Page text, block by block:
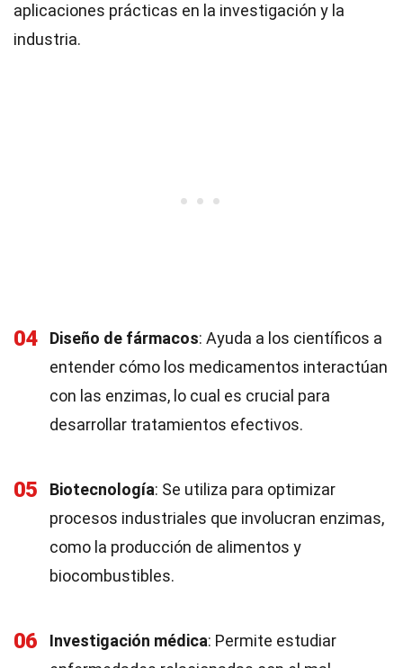
aplicaciones prácticas en la investigación y la
industria.
04 Diseño de fármacos: Ayuda a los científicos a
entender cómo los medicamentos interactúan
con las enzimas, lo cual es crucial para
desarrollar tratamientos efectivos.
05 Biotecnología: Se utiliza para optimizar
procesos industriales que involucran enzimas,
como la producción de alimentos y
biocombustibles.
06 Investigación médica: Permite estudiar